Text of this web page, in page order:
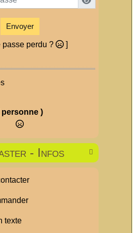
Envoyer
passe perdu ? ]
personne )

- Infos
texte